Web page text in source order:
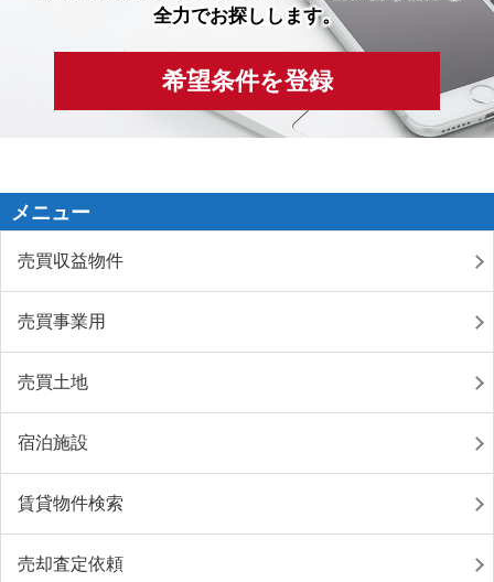
全力でお探しします。
希望条件を登録
メニュー
売買収益物件
売買事業用
売買土地
宿泊施設
賃貸物件検索
売却査定依頼